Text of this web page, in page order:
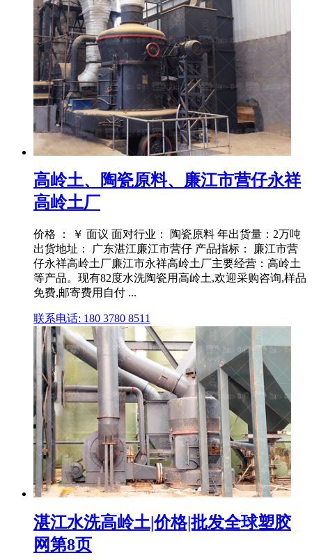
高岭土、陶瓷原料、廉江市营仔永祥
高岭土厂
价格 ： ￥ 面议 面对行业： 陶瓷原料 年出货量：2万吨
出货地址： 广东湛江廉江市营仔 产品指标： 廉江市营
仔永祥高岭土厂廉江市永祥高岭土厂主要经营：高岭土
等产品。现有82度水洗陶瓷用高岭土,欢迎采购咨询,样品
免费,邮寄费用自付 ...
联系电话: 180 3780 8511
湛江水洗高岭土|价格|批发全球塑胶
网第8页